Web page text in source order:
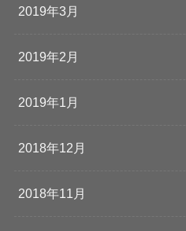
2019年3月
2019年2月
2019年1月
2018年12月
2018年11月